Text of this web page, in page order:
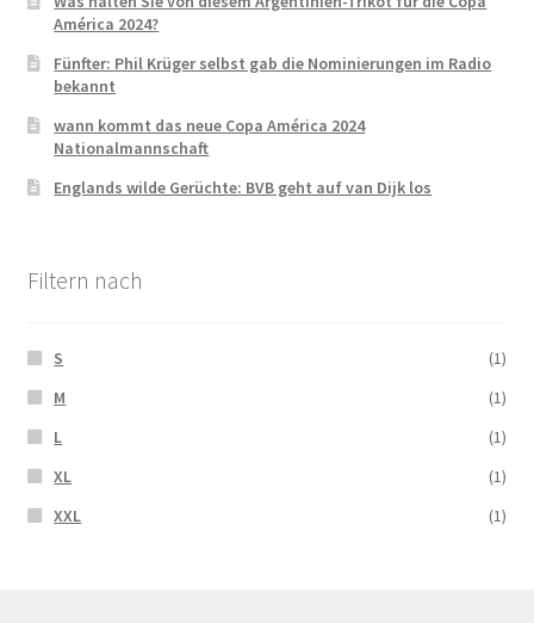
América 2024?
Fünfter: Phil Krüger selbst gab die Nominierungen im Radio
bekannt
wann kommt das neue Copa América 2024
Nationalmannschaft
Englands wilde Gerüchte: BVB geht auf van Dijk los
Filtern nach
S
(1)
M
(1)
L
(1)
XL
(1)
XXL
(1)